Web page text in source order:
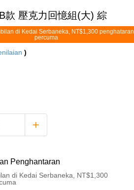
款 壓克力回憶組(大) 綜
di Kedai Serbaneka, NT$1,300 penghataran
percuma
)
Penghantaran
di Kedai Serbaneka, NT$1,300